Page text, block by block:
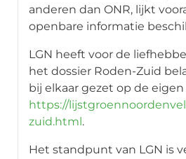
anderen dan ONR, lijkt
openbare informatie
LGN heeft voor de
het dossier Roden-Zuid
bij elkaar gezet op de
https://
zuid.html.
Het standpunt van LGN is